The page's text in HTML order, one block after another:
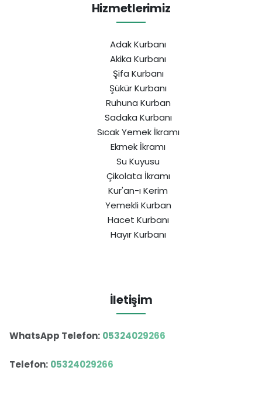
Hizmetlerimiz
Adak Kurbanı
Akika Kurbanı
Şifa Kurbanı
Şükür Kurbanı
Ruhuna Kurban
Sadaka Kurbanı
Sıcak Yemek İkramı
Ekmek İkramı
Su Kuyusu
Çikolata İkramı
Kur'an-ı Kerim
Yemekli Kurban
Hacet Kurbanı
Hayır Kurbanı
İletişim
WhatsApp Telefon: 05324029266
Telefon: 05324029266